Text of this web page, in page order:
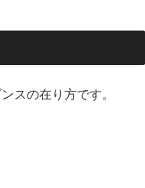
スの在り方です。